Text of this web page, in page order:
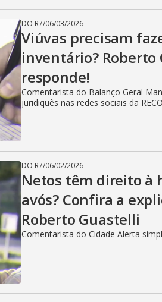
DO R7/06/03/2026
Viúvas precisam
inventário? Roberto
responde!
Comentarista do Balanço Geral
juridiquês nas redes sociais da
DO R7/06/02/2026
Netos têm direito à
avós? Confira a
Roberto Guastelli
Comentarista do Cidade Alerta